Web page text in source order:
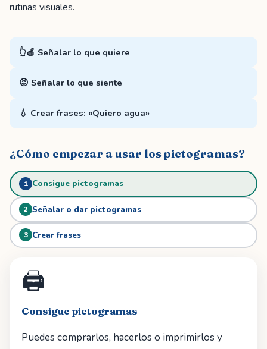
rutinas visuales.
👆🍎 Señalar lo que quiere
😡 Señalar lo que siente
💧 Crear frases: «Quiero agua»
¿Cómo empezar a usar los pictogramas?
1 Consigue pictogramas
2 Señalar o dar pictogramas
3 Crear frases
🖨️
Consigue pictogramas
Puedes comprarlos, hacerlos o imprimirlos y